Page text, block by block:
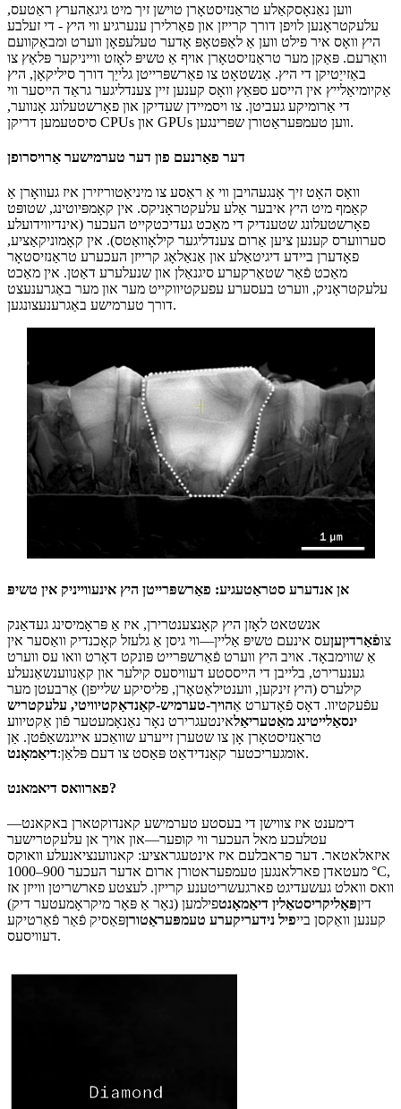
ווען נאַנאָסקאַלע טראַנזיסטאָרן טוישן זיך מיט גיגאַהערץ ראַטעס,
עלעקטראָנען לויפן דורך קרייזן און פאַרלירן ענערגיע ווי היץ - די זעלבע
היץ וואָס איר פילט ווען אַ לאַפּטאָפּ אָדער טעלעפאָן ווערט ומבאַקוועם
וואַרעם. פּאַקן מער טראַנזיסטאָרן אויף אַ טשיפּ לאָזט ווייניקער פּלאַץ צו
באַזייַטיקן די היץ. אַנשטאָט צו פאַרשפּרייטן גלייַך דורך סיליקאָן, היץ
אַקיומיאַלייץ אין הייסע ספּאַץ וואָס קענען זיין צענדליגער גראַד הייסער ווי
די אַרומיקע געביטן. צו ויסמיידן שעדיקן און פאָרשטעלונג אָנווער,
סיסטעמען דריקן CPUs און GPUs ווען טעמפּעראַטורן שפּרינגען.
דער פאַרנעם פון דער טערמישער אַרויסרופן
וואָס האָט זיך אָנגעהויבן ווי אַ ראַסע צו מיניאַטוריזירן איז געוואָרן אַ
קאַמף מיט היץ איבער אַלע עלעקטראָניקס. אין קאָמפּיוטינג, שטופּט
פאָרשטעלונג שטענדיק די מאַכט געדיכטקייט העכער (אינדיווידועלע
סערווערס קענען ציען אַרום צענדליגער קילאָוואַטס). אין קאָמוניקאַציע,
פאָדערן ביידע דיגיטאַלע און אַנאַלאָג קרייזן העכערע טראַנזיסטאָר
מאַכט פֿאַר שטאַרקערע סיגנאַלן און שנעלערע דאַטן. אין מאַכט
עלעקטראָניק, ווערט בעסערע עפעקטיווקייט מער און מער באַגרענעצט
דורך טערמישע באַגרענעצונגען.
אן אנדערע סטראַטעגיע: פאַרשפּרייטן היץ אינעווייניק אין טשיפּ
אנשטאט לאָזן היץ קאָנצענטרירן, איז אַ פּראָמיסינג געדאַנק
צופֿאַרדיןעןעס אינעם טשיפּ אַליין—ווי גיסן אַ גלעזל קאָכנדיק וואַסער אין
אַ שווימבאָד. אויב היץ ווערט פֿאַרשפּרייט פּונקט דאָרט וואו עס ווערט
גענערירט, בלייבן די הייססטע דעוויסעס קילער און קאַנווענשאַנעלע
קילערס (היץ זינקען, ווענטילאַטאָרן, פליסיקע שלייפן) אַרבעטן מער
עפֿעקטיוו. דאָס פֿאָדערט אַהויך-טערמיש-קאַנדאַקטיוויטי, עלעקטריש
ינסאַלייטינג מאַטעריאַלאינטעגרירט נאָר נאַנאָמעטער פֿון אַקטיווע
טראַנזיסטאָרן אָן צו שטערן זייערע שוואַכע אייגנשאַפֿטן. אַן
אומגעריכטער קאַנדידאַט פּאַסט צו דעם פּלאַן:דיאַמאָנט .
פארוואס דיאמאנט?
דימענט איז צווישן די בעסטע טערמישע קאנדוקטארן באקאנט—
עטלעכע מאל העכער ווי קופער—און אויך אן עלעקטרישער
איזאלאטאר. דער פראבלעם איז אינטעגראציע: קאנווענציאנעלע וואוקס
מעטאדן פארלאנגען טעמפעראטורן ארום אדער העכער 900–1000 °C,
וואס וואלט געשעדיגט פארגעשריטענע קרייזן. לעצטע פארשריטן ווייזן אז
דיןפּאָליקריסטאַלין דיאַמאָנטפילמען (נאָר אַ פּאָר מיקראָמעטער דיק)
קענען וואַקסן בייפיל נידעריקערע טעמפּעראַטורןפּאַסיק פֿאַר פֿאַרטיקע
דעוויסעס.